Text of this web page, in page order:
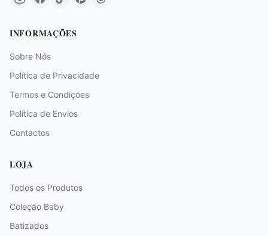
INFORMAÇÕES
Sobre Nós
Política de Privacidade
Termos e Condições
Política de Envios
Contactos
LOJA
Todos os Produtos
Coleção Baby
Batizados